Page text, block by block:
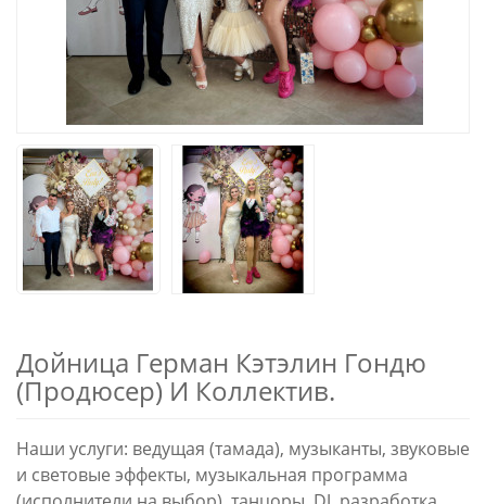
Дойница Герман Кэтэлин Гондю
(Продюсер) И Коллектив.
Наши услуги: ведущая (тамада), музыканты, звуковые
и световые эффекты, музыкальная программа